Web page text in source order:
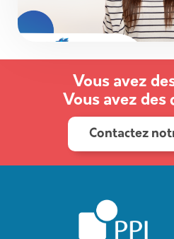
Vous avez
Vous avez des
Contactez